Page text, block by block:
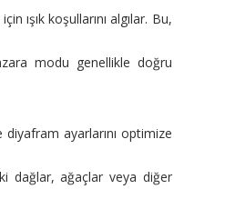
ışık koşullarını algılar. Bu,
modu genellikle doğru
ayarlarını optimize
dağlar, ağaçlar veya diğer